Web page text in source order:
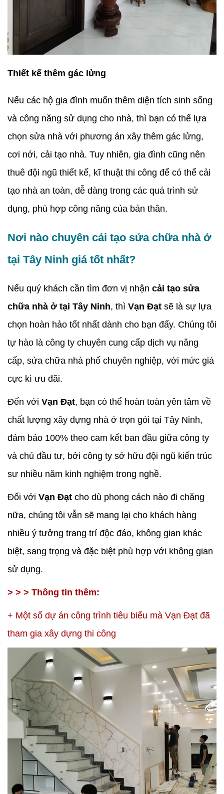
Thiết kế thêm gác lửng
Nếu các hộ gia đình muốn thêm diện tích sinh sống
và công năng sử dụng cho nhà, thì bạn có thể lựa
chọn sửa nhà với phương án xây thêm gác lửng,
cơi nới, cải tạo nhà. Tuy nhiên, gia đình cũng nên
thuê đội ngũ thiết kế, kĩ thuật thi công để có thể cải
tạo nhà an toàn, dễ dàng trong các quá trình sử
dụng, phù hợp công năng của bản thân.
Nơi nào chuyên cải tạo sửa chữa nhà ở
tại Tây Ninh giá tốt nhất?
Nếu quý khách cần tìm đơn vị nhận cải tạo sửa
chữa nhà ở tại Tây Ninh, thì Vạn Đạt sẽ là sự lựa
chọn hoàn hảo tốt nhất dành cho bạn đấy. Chúng tôi
tự hào là công ty chuyên cung cấp dịch vụ nâng
cấp, sửa chữa nhà phố chuyên nghiệp, với mức giá
cực kì ưu đãi.
Đến với Vạn Đạt, bạn có thể hoàn toàn yên tâm về
chất lượng xây dựng nhà ở trọn gói tại Tây Ninh,
đảm bảo 100% theo cam kết ban đầu giữa công ty
và chủ đầu tư, bởi công ty sở hữu đội ngũ kiến trúc
sư nhiều năm kinh nghiệm trong nghề.
Đối với Vạn Đạt cho dù phong cách nào đi chăng
nữa, chúng tôi vẫn sẽ mang lại cho khách hàng
nhiều ý tưởng trang trí độc đáo, không gian khác
biệt, sang trọng và đặc biệt phù hợp với không gian
sử dụng.
> > > Thông tin thêm:
+ Một số dự án công trình tiêu biểu mà Vạn Đạt đã
tham gia xây dựng thi công